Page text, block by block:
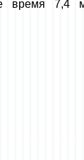
время 7,4